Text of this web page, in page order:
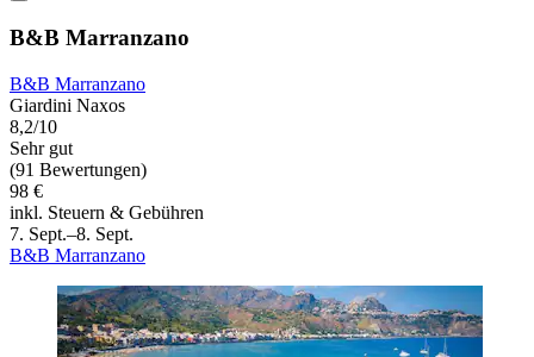
B&B Marranzano
B&B Marranzano
Giardini Naxos
8,2/10
Sehr gut
(91 Bewertungen)
98 €
inkl. Steuern & Gebühren
7. Sept.–8. Sept.
B&B Marranzano